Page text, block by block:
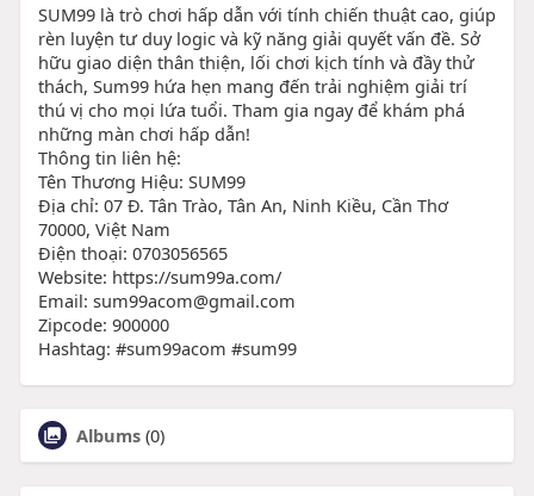
SUM99 là trò chơi hấp dẫn với tính chiến thuật cao, giúp
rèn luyện tư duy logic và kỹ năng giải quyết vấn đề. Sở
hữu giao diện thân thiện, lối chơi kịch tính và đầy thử
thách, Sum99 hứa hẹn mang đến trải nghiệm giải trí
thú vị cho mọi lứa tuổi. Tham gia ngay để khám phá
những màn chơi hấp dẫn!
Thông tin liên hệ:
Tên Thương Hiệu: SUM99
Địa chỉ: 07 Đ. Tân Trào, Tân An, Ninh Kiều, Cần Thơ
70000, Việt Nam
Điện thoại: 0703056565
Website: https://sum99a.com/
Email: sum99acom@gmail.com
Zipcode: 900000
Hashtag: #sum99acom #sum99
Albums (0)